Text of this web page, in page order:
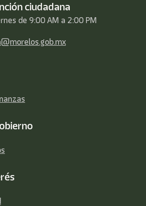
ciudadana
de 9:00 AM a 2:00 PM